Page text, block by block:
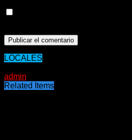
LOCALES
admin
Related Items